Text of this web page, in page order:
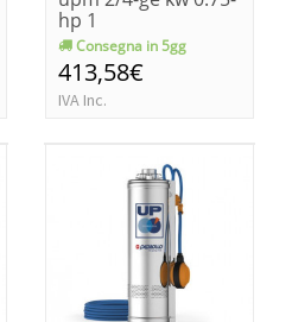
hp 1
Consegna in 5gg
413,58€
IVA Inc.